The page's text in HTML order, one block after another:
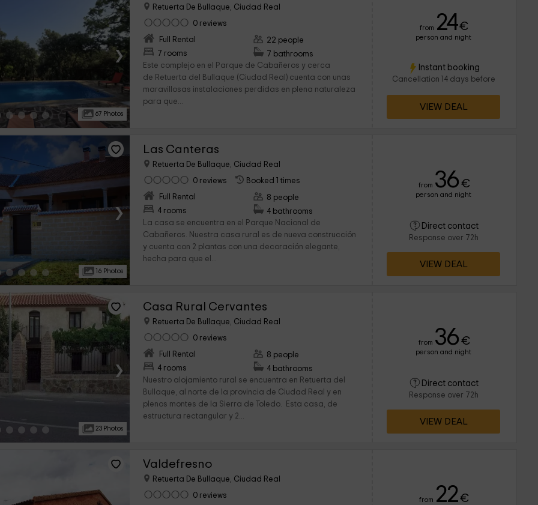
›
67 Photos
Retuerta De Bullaque, Ciudad Real
0 reviews
Full Rental
7 rooms
22 people
7 bathrooms
Este complejo en el Parque de Cabañeros y cerca
de Retuerta del Bullaque (Ciudad Real) cuenta con unas
maravillosas instalaciones perdidas en plena naturaleza
para que...
from 24€
person and night
Instant booking
Cancellation 14 days before
VIEW DEAL
›
16 Photos
Las Canteras
Retuerta De Bullaque, Ciudad Real
0 reviews
Booked 1 times
Full Rental
4 rooms
8 people
4 bathrooms
La casa se encuentra en el Parque Nacional de
Cabañeros. Nuestra casa rural es de nueva construcción
y cuenta con 2 plantas con una decoración elegante,
hecha para que el...
from 36 €
person and night
Direct contact
Response over 72h
VIEW DEAL
›
23 Photos
Casa Rural Cervantes
Retuerta De Bullaque, Ciudad Real
0 reviews
Full Rental
4 rooms
8 people
4 bathrooms
Nuestro alojamiento rural se encuentra en Retuerta del
Bullaque, al norte de la provincia de Ciudad Real y en
plenos montes de la Sierra de Toledo. Esta casa, de
estructura rectangular y 2...
from 36 €
person and night
Direct contact
Response over 72h
VIEW DEAL
Valdefresno
Retuerta De Bullaque, Ciudad Real
0 reviews
from 22€